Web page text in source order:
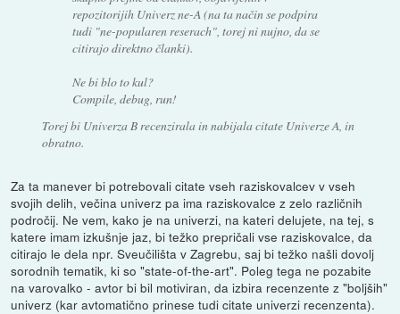
repozitorijih Univerz ne-A (na ta način se podpira
tudi "ne-popularen reserach", torej ni nujno, da se
citirajo direktno članki).
Ne bi blo to kul?
Compile, debug, run!
Torej bi Univerza B recenzirala in nabijala citate Univerze A, in
obratno.
Za ta manever bi potrebovali citate vseh raziskovalcev v vseh
svojih delih, večina univerz pa ima raziskovalce z zelo različnih
področij. Ne vem, kako je na univerzi, na kateri delujete, na tej, s
katere imam izkušnje jaz, bi težko prepričali vse raziskovalce, da
citirajo le dela npr. Sveučilišta v Zagrebu, saj bi težko našli dovolj
sorodnih tematik, ki so "state-of-the-art". Poleg tega ne pozabite
na varovalko - avtor bi bil motiviran, da izbira recenzente z "boljših"
univerz (kar avtomatično prinese tudi citate univerzi recenzenta).